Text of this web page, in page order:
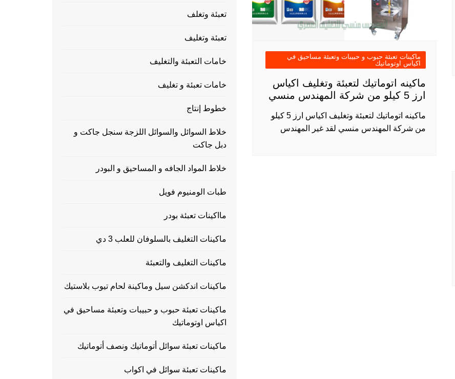
ماكينات تعبئة حبوب و حبيبات وتعبئة مساحيق في
اكياس اوتوماتيك
ماكينه اتوماتيك لتعبئة وتغليف اكياس
ارز 5 كيلو من شركة المهندس منسي
ماكينه اتوماتيك لتعبئة وتغليف اكياس ارز 5 كيلو
من شركة المهندس منسي لقد غير المهندس
تعبئة وتغلف
تعبئة وتغليف
خامات التعبئة والتغليف
خامات تعبئة و تغليف
خطوط إنتاج
خلاط السوائل والسوائل اللزجة سنجل جاكت و
دبل جاكت
خلاط المواد الجافه و المساحيق و البودر
طبات الومنيوم فويل
مااكينات تعبئة بودر
ماكينات التغليف بالسلوفان للعلب 3 دي
ماكينات التغليف والتعبئة
ماكينات اندكشن سيل وماكينة لحام تيوب بلاستيك
ماكينات تعبئة حبوب و حبيبات وتعبئة مساحيق في
اكياس اوتوماتيك
ماكينات تعبئة سوائل أتوماتيك ونصف أتوماتيك
ماكينات تعبئة سوائل في اكواب